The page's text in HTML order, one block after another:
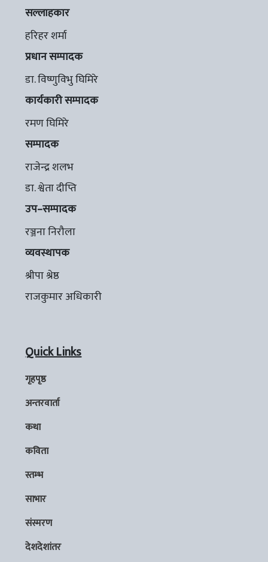
सल्लाहकार
हरिहर शर्मा
प्रधान सम्पादक
डा. विष्णुविभु घिमिरे
कार्यकारी सम्पादक
रमण घिमिरे
सम्पादक
राजेन्द्र शलभ
डा. श्वेता दीप्ति
उप–सम्पादक
रञ्जना निरौला
व्यवस्थापक
श्रीपा श्रेष्ठ
राजकुमार अधिकारी
Quick Links
गृहपृष्ठ
अन्तरवार्ता
कथा
कविता
स्तम्भ
साभार
संस्मरण
देशदेशांतर